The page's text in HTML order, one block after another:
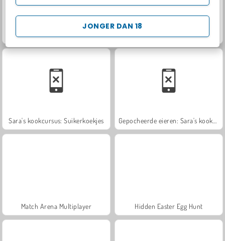
JONGER DAN 18
Prinses: paastoestanden Baby Hazel: paaspret
Sara's kookcursus: Suikerkoekjes
Match Arena Multiplayer Hidden Easter Egg Hunt